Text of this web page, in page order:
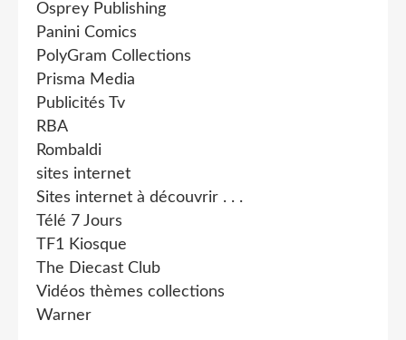
Osprey Publishing
Panini Comics
PolyGram Collections
Prisma Media
Publicités Tv
RBA
Rombaldi
sites internet
Sites internet à découvrir . . .
Télé 7 Jours
TF1 Kiosque
The Diecast Club
Vidéos thèmes collections
Warner